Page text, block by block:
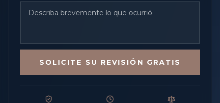
SOLICITE SU REVISIÓN GRATIS